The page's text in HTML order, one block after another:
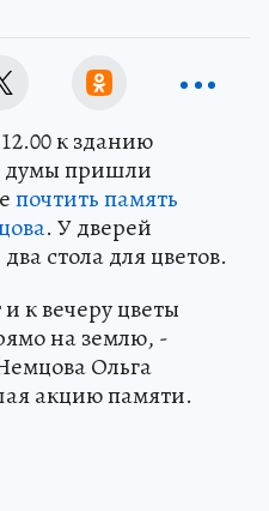
к зданию
думы пришли
почтить память
. У дверей
стола для цветов.
к вечеру цветы
на землю, -
Ольга
акцию памяти.